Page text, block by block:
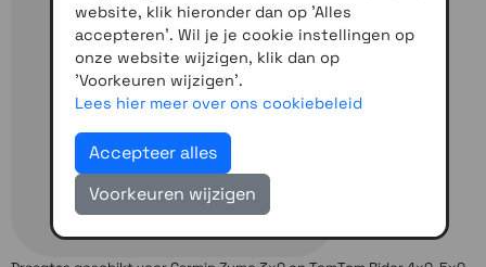
website, klik hieronder dan op 'Alles
accepteren'. Wil je je cookie instellingen op
onze website wijzigen, klik dan op
'Voorkeuren wijzigen'.
Lees hier meer over ons cookiebeleid
Accepteer alles
Voorkeuren wijzigen